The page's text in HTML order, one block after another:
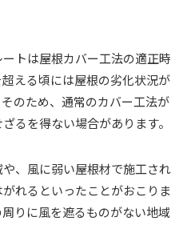
トは屋根カバー工法の適正時
える頃には屋根の劣化状況が
のため、通常のカバー工法が
るを得ない場合があります。
、風に弱い屋根材で施工され
れるといったことがおこりま
りに風を遮るものがない地域